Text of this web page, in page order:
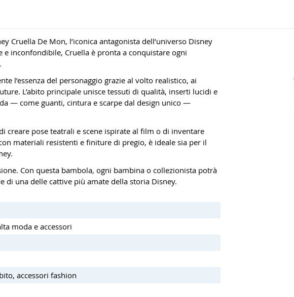
Cruella De Mon, l’iconica antagonista dell’universo Disney
e inconfondibile, Cruella è pronta a conquistare ogni
l’essenza del personaggio grazie al volto realistico, ai
L’abito principale unisce tessuti di qualità, inserti lucidi e
— come guanti, cintura e scarpe dal design unico —
creare pose teatrali e scene ispirate al film o di inventare
materiali resistenti e finiture di pregio, è ideale sia per il
Con questa bambola, ogni bambina o collezionista potrà
una delle cattive più amate della storia Disney.
moda e accessori
accessori fashion